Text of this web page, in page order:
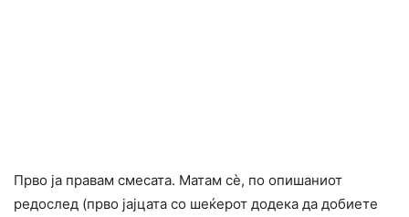
Прво ја правам смесата. Матам сè, по опишаниот
редослед (прво јајцата со шеќерот додека да добиете